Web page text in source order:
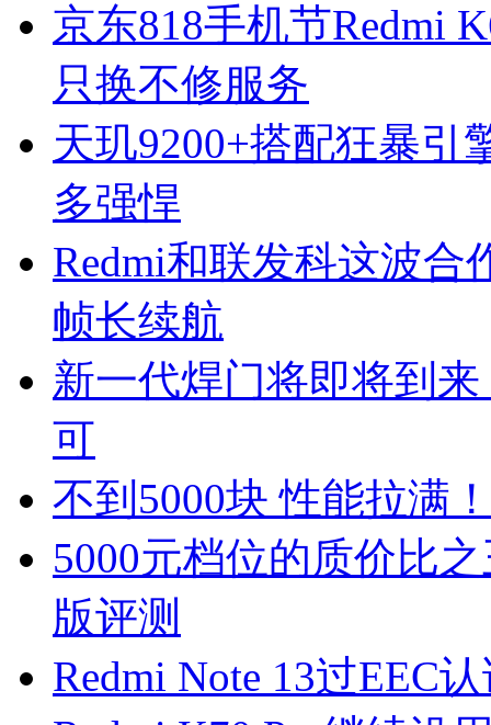
京东818手机节Redmi
只换不修服务
天玑9200+搭配狂暴引
多强悍
Redmi和联发科这波合
帧长续航
新一代焊门将即将到
可
不到5000块 性能拉满
5000元档位的质价比
版评测
Redmi Note 13过EEC